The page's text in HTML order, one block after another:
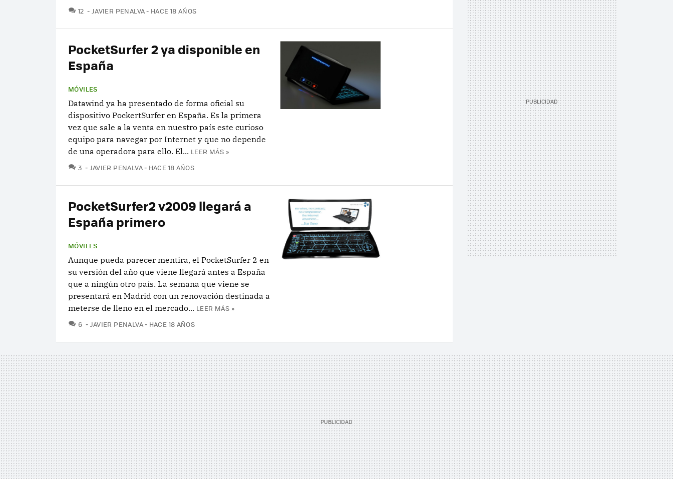
12 COMENTARIOS
JAVIER PENALVA HACE 18 AÑOS
PocketSurfer 2 ya disponible en
España
MÓVILES
Datawind ya ha presentado de forma oficial su
dispositivo PockertSurfer en España. Es la primera
vez que sale a la venta en nuestro país este curioso
equipo para navegar por Internet y que no depende
de una operadora para ello. El... LEER MÁS »
3 COMENTARIOS
JAVIER PENALVA HACE 18 AÑOS
PocketSurfer2 v2009 llegará a
España primero
MÓVILES
Aunque pueda parecer mentira, el PocketSurfer 2 en
su versión del año que viene llegará antes a España
que a ningún otro país. La semana que viene se
presentará en Madrid con un renovación destinada a
meterse de lleno en el mercado... LEER MÁS »
6 COMENTARIOS
JAVIER PENALVA HACE 18 AÑOS